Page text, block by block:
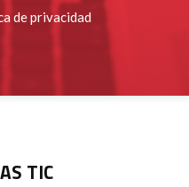
de privacidad
TIC